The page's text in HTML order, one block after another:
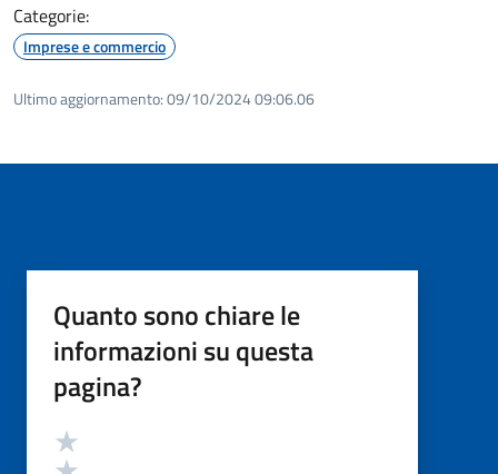
Categorie:
Imprese e commercio
Ultimo aggiornamento:09/10/2024 09:06.06
Quanto sono chiare le
informazioni su questa
pagina?
Valutazione